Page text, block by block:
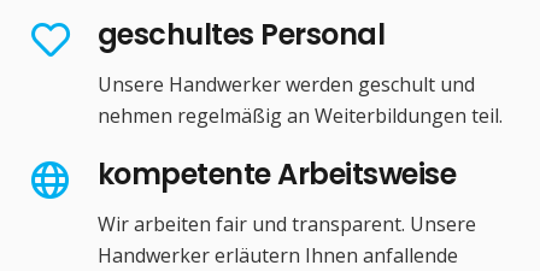
geschultes Personal
Unsere Handwerker werden geschult und
nehmen regelmäßig an Weiterbildungen teil.
kompetente Arbeitsweise
Wir arbeiten fair und transparent. Unsere
Handwerker erläutern Ihnen anfallende